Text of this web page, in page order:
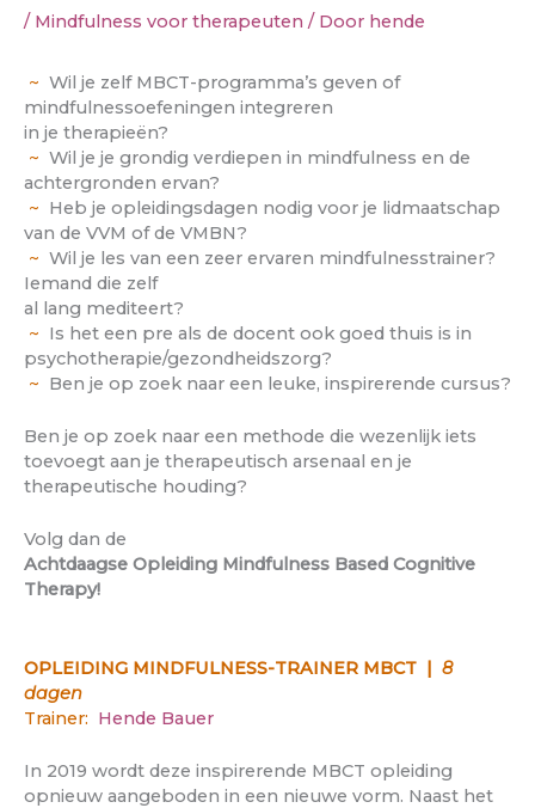
/ Mindfulness voor therapeuten / Door hende
~ Wil je zelf MBCT-programma’s geven of
mindfulnessoefeningen integreren
in je therapieën?
~ Wil je je grondig verdiepen in mindfulness en de
achtergronden ervan?
~ Heb je opleidingsdagen nodig voor je lidmaatschap
van de VVM of de VMBN?
~ Wil je les van een zeer ervaren mindfulnesstrainer?
Iemand die zelf
al lang mediteert?
~ Is het een pre als de docent ook goed thuis is in
psychotherapie/gezondheidszorg?
~ Ben je op zoek naar een leuke, inspirerende cursus?
Ben je op zoek naar een methode die wezenlijk iets
toevoegt aan je therapeutisch arsenaal en je
therapeutische houding?
Volg dan de
Achtdaagse Opleiding Mindfulness Based Cognitive
Therapy!
OPLEIDING MINDFULNESS-TRAINER MBCT | 8
dagen
Trainer: Hende Bauer
In 2019 wordt deze inspirerende MBCT opleiding
opnieuw aangeboden in een nieuwe vorm. Naast het